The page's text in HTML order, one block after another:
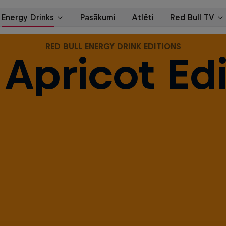
RED BULL ENERGY DRINK EDITIONS